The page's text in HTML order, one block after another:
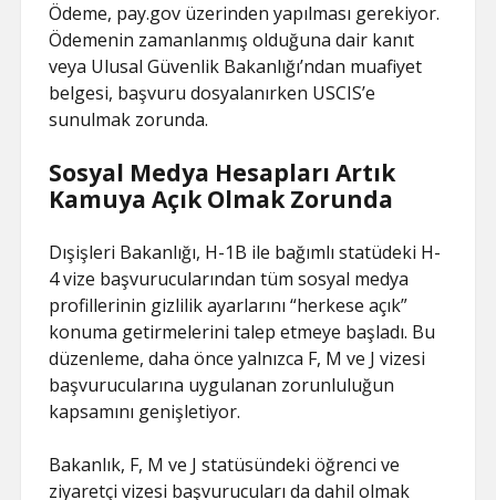
Ödeme, pay.gov üzerinden yapılması gerekiyor.
Ödemenin zamanlanmış olduğuna dair kanıt
veya Ulusal Güvenlik Bakanlığı’ndan muafiyet
belgesi, başvuru dosyalanırken USCIS’e
sunulmak zorunda.
Sosyal Medya Hesapları Artık
Kamuya Açık Olmak Zorunda
Dışişleri Bakanlığı, H-1B ile bağımlı statüdeki H-
4 vize başvurucularından tüm sosyal medya
profillerinin gizlilik ayarlarını “herkese açık”
konuma getirmelerini talep etmeye başladı. Bu
düzenleme, daha önce yalnızca F, M ve J vizesi
başvurucularına uygulanan zorunluluğun
kapsamını genişletiyor.
Bakanlık, F, M ve J statüsündeki öğrenci ve
ziyaretçi vizesi başvurucuları da dahil olmak